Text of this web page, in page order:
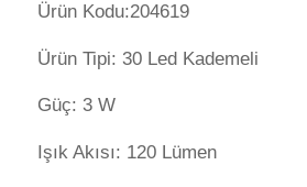
Ürün Kodu:204619
Ürün Tipi: 30 Led Kademeli
Güç: 3 W
Işık Akısı: 120 Lümen